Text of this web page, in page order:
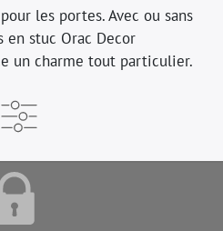
les portes. Avec ou sans
en stuc Orac Decor
un charme tout particulier.